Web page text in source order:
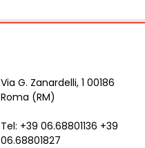
Via G. Zanardelli, 1 00186
Roma (RM)
Tel: +39 06.68801136 +39
06.68801827